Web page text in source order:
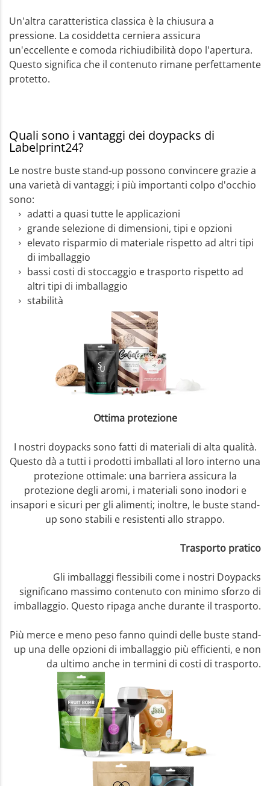
Un'altra caratteristica classica è la chiusura a
pressione. La cosiddetta cerniera assicura
un'eccellente e comoda richiudibilità dopo l'apertura.
Questo significa che il contenuto rimane perfettamente
protetto.
Quali sono i vantaggi dei doypacks di
Labelprint24?
Le nostre buste stand-up possono convincere grazie a
una varietà di vantaggi; i più importanti colpo d'occhio
sono:
adatti a quasi tutte le applicazioni
grande selezione di dimensioni, tipi e opzioni
elevato risparmio di materiale rispetto ad altri tipi
di imballaggio
bassi costi di stoccaggio e trasporto rispetto ad
altri tipi di imballaggio
stabilità
Ottima protezione
I nostri doypacks sono fatti di materiali di alta qualità.
Questo dà a tutti i prodotti imballati al loro interno una
protezione ottimale: una barriera assicura la
protezione degli aromi, i materiali sono inodori e
insapori e sicuri per gli alimenti; inoltre, le buste stand-
up sono stabili e resistenti allo strappo.
Trasporto pratico
Gli imballaggi flessibili come i nostri Doypacks
significano massimo contenuto con minimo sforzo di
imballaggio. Questo ripaga anche durante il trasporto.
Più merce e meno peso fanno quindi delle buste stand-
up una delle opzioni di imballaggio più efficienti, e non
da ultimo anche in termini di costi di trasporto.